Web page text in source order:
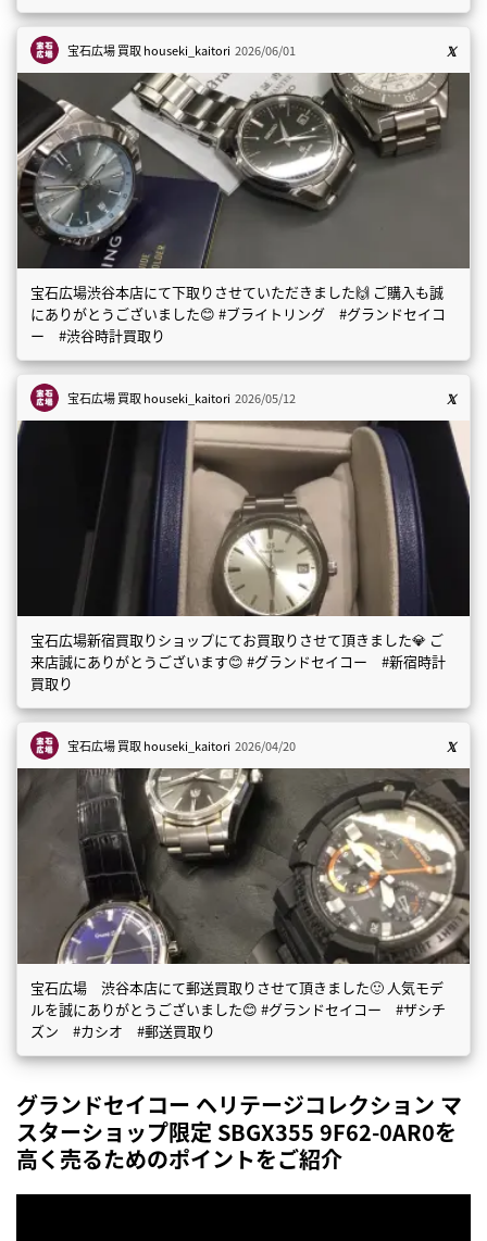
宝石広場 買取houseki_kaitori 2026/06/01
宝石広場渋谷本店にて下取りさせていただきました🙌 ご購入も誠
にありがとうございました😊 #ブライトリング #グランドセイコ
ー #渋谷時計買取り
宝石広場 買取houseki_kaitori 2026/05/12
宝石広場新宿買取りショップにてお買取りさせて頂きました💎 ご
来店誠にありがとうございます😊 #グランドセイコー #新宿時計
買取り
宝石広場 買取houseki_kaitori 2026/04/20
宝石広場 渋谷本店にて郵送買取りさせて頂きました🙂 人気モデ
ルを誠にありがとうございました😊 #グランドセイコー #ザシチ
ズン #カシオ #郵送買取り
グランドセイコー ヘリテージコレクション マ
スターショップ限定 SBGX355 9F62-0AR0を
高く売るためのポイントをご紹介